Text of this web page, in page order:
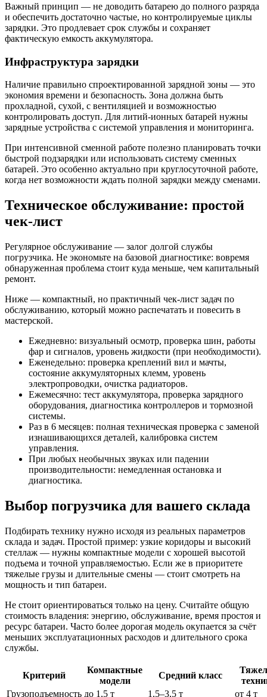
Важный принцип — не доводить батарею до полного разряда
и обеспечить достаточно частые, но контролируемые циклы
зарядки. Это продлевает срок службы и сохраняет
фактическую емкость аккумулятора.
Инфраструктура зарядки
Наличие правильно спроектированной зарядной зоны — это
экономия времени и безопасность. Зона должна быть
прохладной, сухой, с вентиляцией и возможностью
контролировать доступ. Для литий-ионных батарей нужны
зарядные устройства с системой управления и мониторинга.
При интенсивной сменной работе полезно планировать точки
быстрой подзарядки или использовать систему сменных
батарей. Это особенно актуально при круглосуточной работе,
когда нет возможности ждать полной зарядки между сменами.
Техническое обслуживание: простой
чек-лист
Регулярное обслуживание — залог долгой службы
погрузчика. Не экономьте на базовой диагностике: вовремя
обнаруженная проблема стоит куда меньше, чем капитальный
ремонт.
Ниже — компактный, но практичный чек-лист задач по
обслуживанию, который можно распечатать и повесить в
мастерской.
Ежедневно: визуальный осмотр, проверка шин, работы
фар и сигналов, уровень жидкости (при необходимости).
Еженедельно: проверка креплений вил и мачты,
состояние аккумуляторных клемм, уровень
электропроводки, очистка радиаторов.
Ежемесячно: тест аккумулятора, проверка зарядного
оборудования, диагностика контроллеров и тормозной
системы.
Раз в 6 месяцев: полная техническая проверка с заменой
изнашивающихся деталей, калибровка систем
управления.
При любых необычных звуках или падении
производительности: немедленная остановка и
диагностика.
Выбор погрузчика для вашего склада
Подбирать технику нужно исходя из реальных параметров
склада и задач. Простой пример: узкие коридоры и высокий
стеллаж — нужны компактные модели с хорошей высотой
подъема и точной управляемостью. Если же в приоритете
тяжелые грузы и длительные смены — стоит смотреть на
мощность и тип батареи.
Не стоит ориентироваться только на цену. Считайте общую
стоимость владения: энергию, обслуживание, время простоя и
ресурс батареи. Часто более дорогая модель окупается за счёт
меньших эксплуатационных расходов и длительного срока
службы.
Критерий
Компактные
модели
Средний класс
Грузоподъемность до 1,5 т 1,5–3,5 т от 4 т